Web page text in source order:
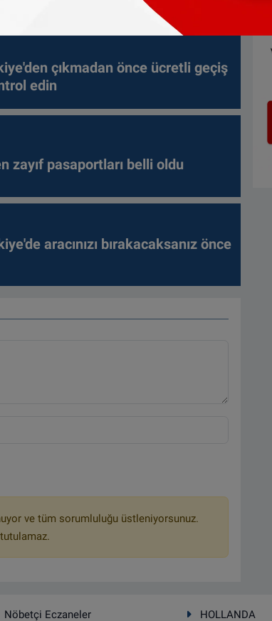
çıkmadan önce ücretli geçiş
edin
zayıf pasaportları belli oldu
aracınızı bırakacaksanız önce
ve tüm sorumluluğu üstleniyorsunuz.
Nöbetçi Eczaneler HOLLANDA